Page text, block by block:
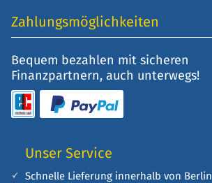
Zahlungsmöglichkeiten
Bequem bezahlen mit sicheren
Finanzpartnern, auch unterwegs!
Unser Service
Schnelle Lieferung innerhalb von Berlin